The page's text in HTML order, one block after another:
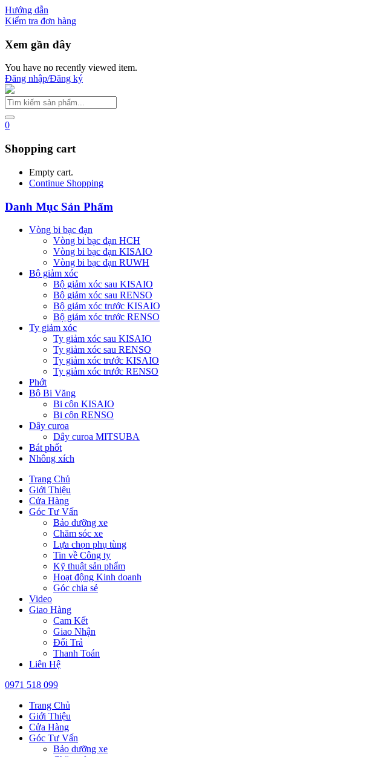
Hướng dẫn
Kiểm tra đơn hàng
Xem gần đây
You have no recently viewed item.
Đăng nhập/Đăng ký
0
Shopping cart
Empty cart.
Continue Shopping
Danh Mục Sản Phẩm
Vòng bi bạc đạn
Vòng bi bạc đạn HCH
Vòng bi bạc đạn KISAIO
Vòng bi bạc đạn RUWH
Bộ giảm xóc
Bộ giảm xóc sau KISAIO
Bộ giảm xóc sau RENSO
Bộ giảm xóc trước KISAIO
Bộ giảm xóc trước RENSO
Ty giảm xóc
Ty giảm xóc sau KISAIO
Ty giảm xóc sau RENSO
Ty giảm xóc trước KISAIO
Ty giảm xóc trước RENSO
Phớt
Bộ Bi Văng
Bi côn KISAIO
Bi côn RENSO
Dây curoa
Dây curoa MITSUBA
Bát phốt
Nhông xích
Trang Chủ
Giới Thiệu
Cửa Hàng
Góc Tư Vấn
Bảo dưỡng xe
Chăm sóc xe
Lựa chọn phụ tùng
Tin về Công ty
Kỹ thuật sản phẩm
Hoạt động Kinh doanh
Góc chia sẻ
Video
Giao Hàng
Cam Kết
Giao Nhận
Đổi Trả
Thanh Toán
Liên Hệ
0971 518 099
Trang Chủ
Giới Thiệu
Cửa Hàng
Góc Tư Vấn
Bảo dưỡng xe